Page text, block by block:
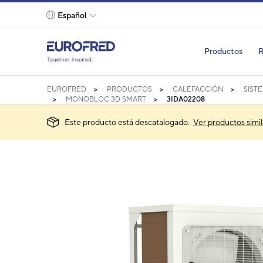
text.skipToContent
text.skipToNavigation
Español
Productos
EUROFRED PRODUCTOS CALEFACCIÓN
MONOBLOC 3D SMART
3IDA02208
Este producto está descatalogado. Ver productos